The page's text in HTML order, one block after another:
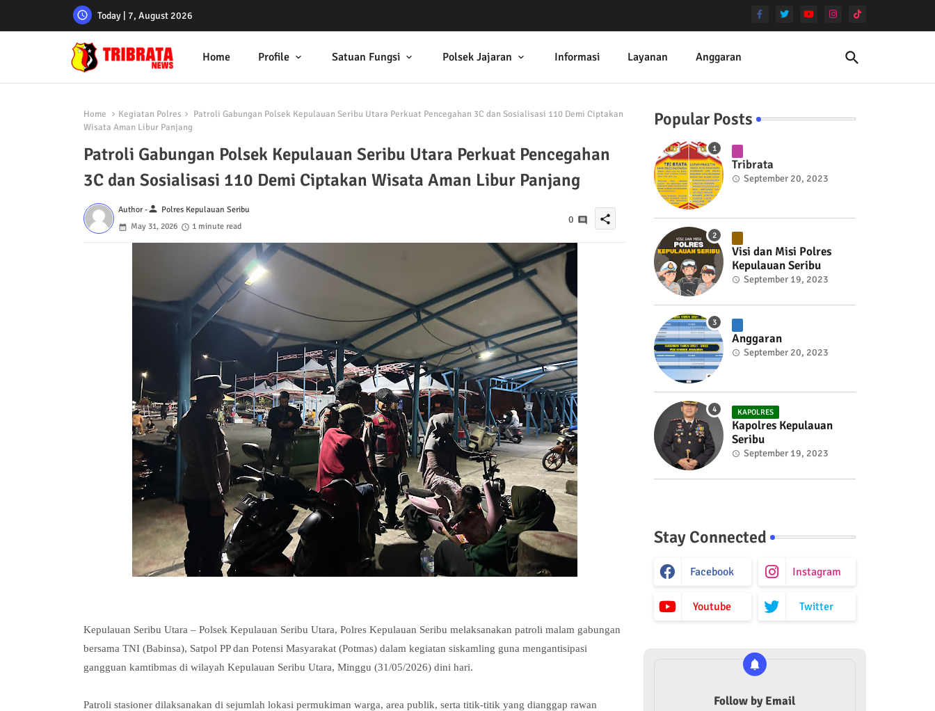
Today | 7, August 2026
Home Profile Satuan Fungsi Polsek Jajaran Informasi Layanan Anggaran
Home Kegiatan Polres
Patroli Gabungan Polsek Kepulauan Seribu Utara Perkuat Pencegahan 3C dan Sosialisasi 110 Demi Ciptakan
Wisata Aman Libur Panjang
Patroli Gabungan Polsek Kepulauan Seribu Utara Perkuat Pencegahan
3C dan Sosialisasi 110 Demi Ciptakan Wisata Aman Libur Panjang
Author -person Polres Kepulauan Seribu
May 31, 2026
1 minute read
0 share
Kepulauan Seribu Utara – Polsek Kepulauan Seribu Utara, Polres Kepulauan Seribu melaksanakan patroli malam gabungan
bersama TNI (Babinsa), Satpol PP dan Potensi Masyarakat (Potmas) dalam kegiatan siskamling guna mengantisipasi
gangguan kamtibmas di wilayah Kepulauan Seribu Utara, Minggu (31/05/2026) dini hari.
Patroli stasioner dilaksanakan di sejumlah lokasi permukiman warga, area publik, serta titik-titik yang dianggap rawan
Popular Posts
Tribrata
September 20, 2023
Visi dan Misi Polres
Kepulauan Seribu
September 19, 2023
Anggaran
September 20, 2023
KAPOLRES
Kapolres Kepulauan
Seribu
September 19, 2023
Stay Connected
Facebook Instagram
Youtube Twitter
Follow by Email